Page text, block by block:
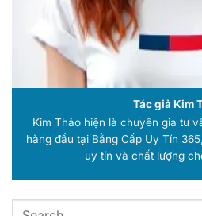
Tác giả Kim
Kim Thảo hiện là chuyên gia tư
hàng đầu tại Bằng Cấp Uy Tín
uy tín và chất lượng